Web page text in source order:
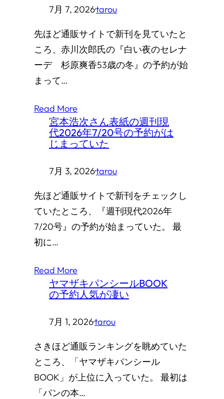
7月 7, 2026·tarou
先ほど通販サイトで新刊を見ていたと
ころ、赤川次郎氏の『白い夜のセレナ
ーデ 杉原爽香53歳の冬』の予約が始
まって…
Read More
宮本浩次さん表紙の週刊現
代2026年7/20号の予約がは
じまっていた
7月 3, 2026·tarou
先ほど通販サイトで新刊をチェックし
ていたところ、『週刊現代2026年
7/20号』の予約が始まっていた。 最
初に…
Read More
ヤマザキパンシールBOOK
の予約人気が凄い
7月 1, 2026·tarou
さきほど通販ランキングを眺めていた
ところ、「ヤマザキパンシール
BOOK」が上位に入っていた。 最初は
「パンの本…